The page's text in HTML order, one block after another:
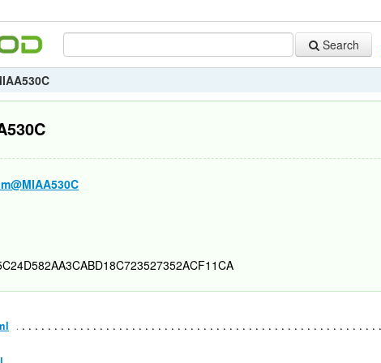
Search